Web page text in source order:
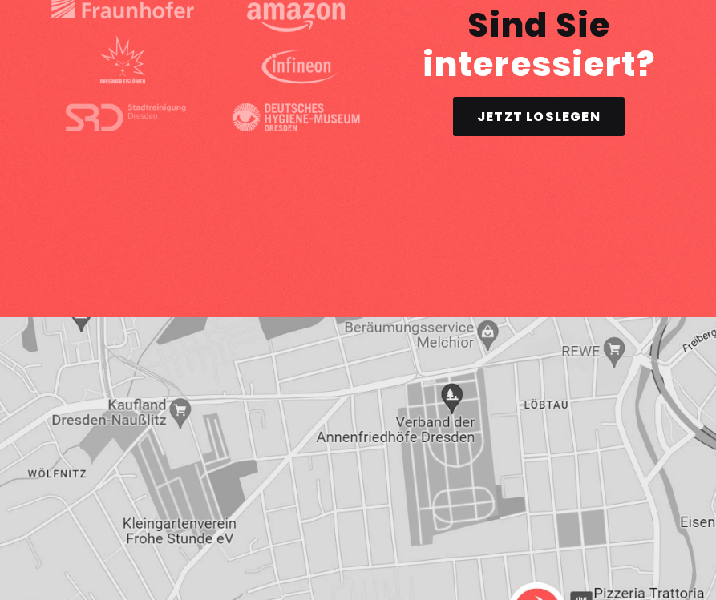
Sind Sie
interessiert?
JETZT LOSLEGEN